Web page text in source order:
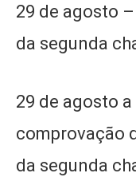
29 de agosto
da segunda
29 de agosto
comprovação
da segunda